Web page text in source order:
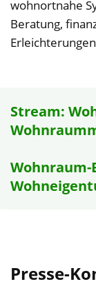
wohnortnahe
Beratung,
Stream:
Wohnraum-
‌Presse-